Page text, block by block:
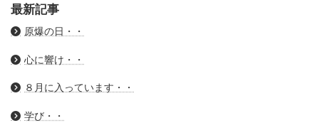
最新記事
原爆の日・・
心に響け・・
８月に入っています・・
学び・・